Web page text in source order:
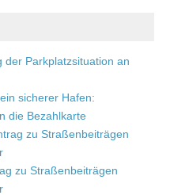
der Parkplatzsituation an
sicherer Hafen:
die Bezahlkarte
zu Straßenbeiträgen
zu Straßenbeiträgen